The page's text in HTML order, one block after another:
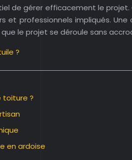
de gérer efficacement le
et professionnels impliqués.
le projet se déroule sans
?
toiture ?
en ardoise